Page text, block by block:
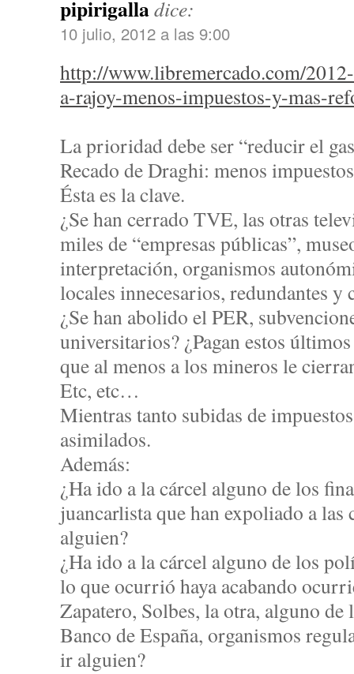
pipirigalladice:
10 julio, 2012 a las 9:00
http://www.libremercado.com/
a-rajoy-menos-impuestos-y-mas-
La prioridad debe ser “reducir el
Recado de Draghi: menos
Ésta es la clave.
¿Se han cerrado TVE, las otras
miles de “empresas públicas”,
interpretación, organismos
locales innecesarios, redundantes y
¿Se han abolido el PER,
universitarios? ¿Pagan estos
que al menos a los mineros le
Etc, etc…
Mientras tanto subidas de
asimilados.
Además:
¿Ha ido a la cárcel alguno de los
juancarlista que han expoliado a las
alguien?
¿Ha ido a la cárcel alguno de los
lo que ocurrió haya acabando
Zapatero, Solbes, la otra, alguno de
Banco de España, organismos
ir alguien?